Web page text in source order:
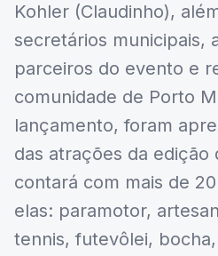
Kohler (Claudinho),
secretários municipais,
parceiros do evento e
comunidade de Porto
lançamento, foram
das atrações da edição
contará com mais de
elas: paramotor,
tennis, futevôlei,